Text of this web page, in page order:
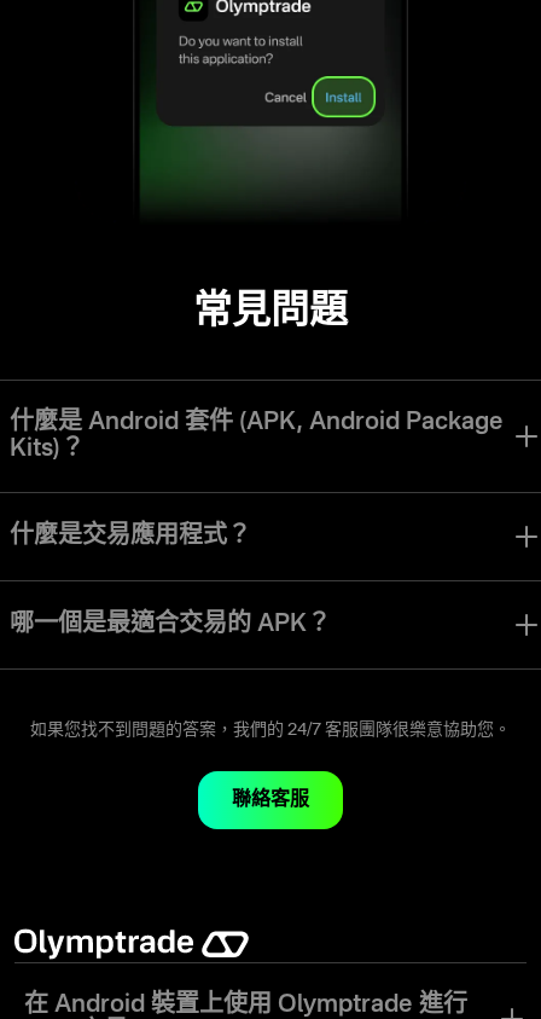
常見問題
什麼是 Android 套件 (APK, Android Package
Kits)？
Android 的軟體，可讓你下載並安裝該應用程式至你的裝置。
什麼是交易應用程式？
並運用各種交易工具，以獲取利潤為目標。
哪一個是最適合交易的 APK？
全的交易環境。
如果您找不到問題的答案，我們的 24/7 客服團隊很樂意協助您。
聯絡客服
在 Android 裝置上使用 Olymptrade 進行